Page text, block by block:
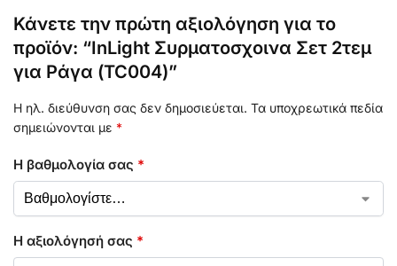
Κάνετε την πρώτη αξιολόγηση για το
προϊόν: “InLight Συρματοσχοινα Σετ 2τεμ
για Ράγα (TC004)”
Η ηλ. διεύθυνση σας δεν δημοσιεύεται. Τα υποχρεωτικά πεδία
σημειώνονται με *
Η βαθμολογία σας *
Η αξιολόγησή σας *